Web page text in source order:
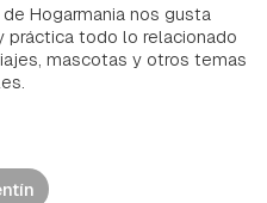
Hogarmania nos gusta
práctica todo lo relacionado
mascotas y otros temas